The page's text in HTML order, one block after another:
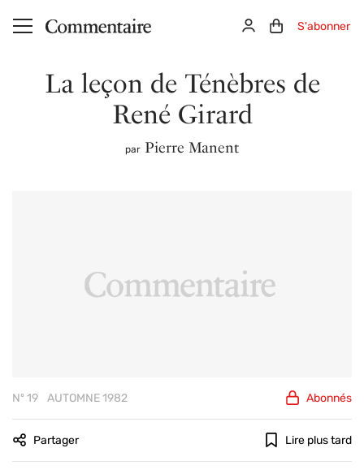
Aller au contenu principal ConnexionPanier (0)
S'abonner
La leçon de Ténèbres de
René Girard
par Pierre Manent
Nº 19 AUTOMNE 1982 Abonnés
Partager Lire plus tard